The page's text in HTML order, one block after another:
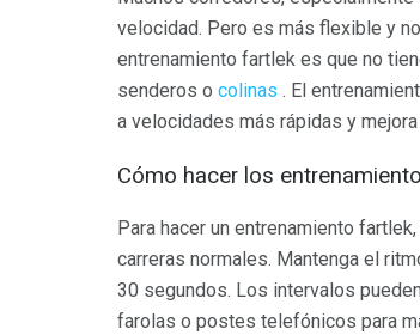
velocidad. Pero es más flexible y
entrenamiento fartlek es que no
senderos o colinas . El
a velocidades más rápidas y
Cómo hacer los
Para hacer un entrenamiento
carreras normales. Mantenga el
30 segundos. Los intervalos
farolas o postes telefónicos para